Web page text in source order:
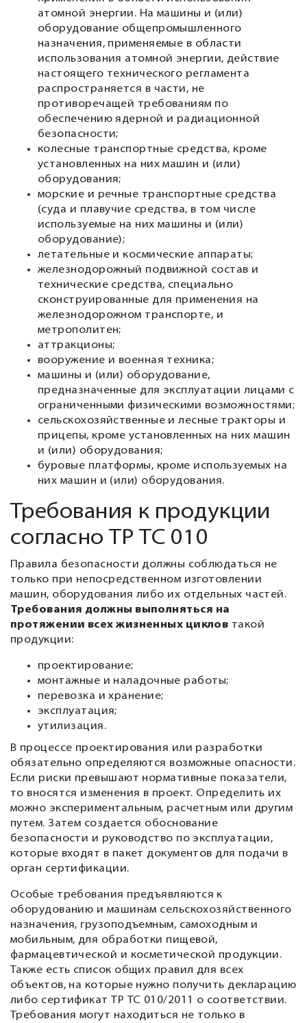
атомной энергии. На машины и (или)
оборудование общепромышленного
назначения, применяемые в области
использования атомной энергии, действие
настоящего технического регламента
распространяется в части, не
противоречащей требованиям по
обеспечению ядерной и радиационной
безопасности;
колесные транспортные средства, кроме
установленных на них машин и (или)
оборудования;
морские и речные транспортные средства
(суда и плавучие средства, в том числе
используемые на них машины и (или)
оборудование);
летательные и космические аппараты;
железнодорожный подвижной состав и
технические средства, специально
сконструированные для применения на
железнодорожном транспорте, и
метрополитен;
аттракционы;
вооружение и военная техника;
машины и (или) оборудование,
предназначенные для эксплуатации лицами с
ограниченными физическими возможностями;
сельскохозяйственные и лесные тракторы и
прицепы, кроме установленных на них машин
и (или) оборудования;
буровые платформы, кроме используемых на
них машин и (или) оборудования.
Требования к продукции
согласно ТР ТС 010
Правила безопасности должны соблюдаться не
только при непосредственном изготовлении
машин, оборудования либо их отдельных частей.
Требования должны выполняться на
протяжении всех жизненных циклов такой
продукции:
проектирование;
монтажные и наладочные работы;
перевозка и хранение;
эксплуатация;
утилизация.
В процессе проектирования или разработки
обязательно определяются возможные опасности.
Если риски превышают нормативные показатели,
то вносятся изменения в проект. Определить их
можно экспериментальным, расчетным или другим
путем. Затем создается обоснование
безопасности и руководство по эксплуатации,
которые входят в пакет документов для подачи в
орган сертификации.
Особые требования предъявляются к
оборудованию и машинам сельскохозяйственного
назначения, грузоподъемным, самоходным и
мобильным, для обработки пищевой,
фармацевтической и косметической продукции.
Также есть список общих правил для всех
объектов, на которые нужно получить декларацию
либо сертификат ТР ТС 010/2011 о соответствии.
Требования могут находиться не только в